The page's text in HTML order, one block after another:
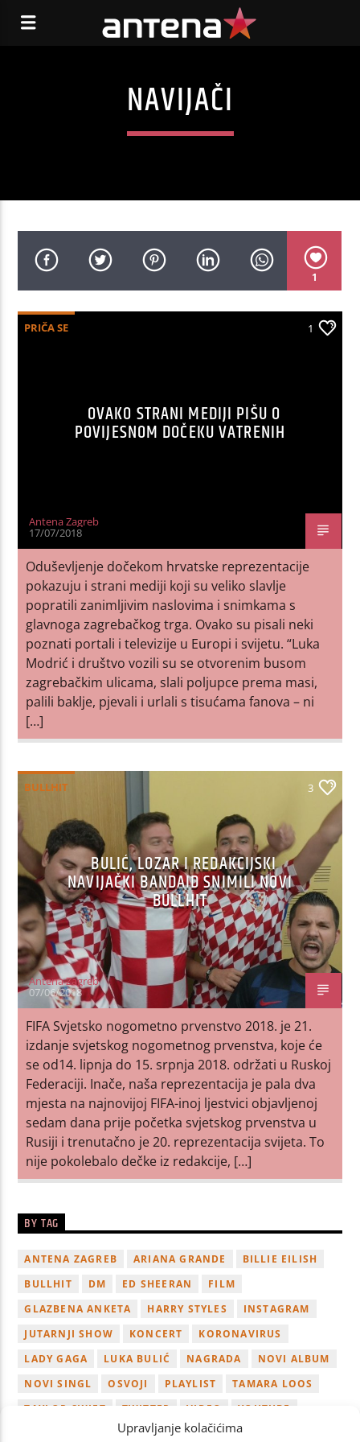
Upravljanje kolačićima
NAVIJAČI
1
PRIČA SE 1
OVAKO STRANI MEDIJI PIŠU O
POVIJESNOM DOČEKU VATRENIH
Antena Zagreb
17/07/2018
Oduševljenje dočekom hrvatske reprezentacije
pokazuju i strani mediji koji su veliko slavlje
popratili zanimljivim naslovima i snimkama s
glavnoga zagrebačkog trga. Ovako su pisali neki
poznati portali i televizije u Europi i svijetu. “Luka
Modrić i društvo vozili su se otvorenim busom
zagrebačkim ulicama, slali poljupce prema masi,
palili baklje, pjevali i urlali s tisućama fanova – ni
[…]
BULLHIT 3
BULIĆ, LOZAR I REDAKCIJSKI
NAVIJAČKI BANDAID SNIMILI NOVI
BULLHIT
Antena Zagreb
07/06/2018
FIFA Svjetsko nogometno prvenstvo 2018. je 21.
izdanje svjetskog nogometnog prvenstva, koje će
se od14. lipnja do 15. srpnja 2018. održati u Ruskoj
Federaciji. Inače, naša reprezentacija je pala dva
mjesta na najnovijoj FIFA-inoj ljestvici objavljenoj
sedam dana prije početka svjetskog prvenstva u
Rusiji i trenutačno je 20. reprezentacija svijeta. To
nije pokolebalo dečke iz redakcije, […]
BY TAG
ANTENA ZAGREB ARIANA GRANDE
BILLIE EILISH
BULLHIT
DM ED SHEERAN
FILM
GLAZBENA ANKETA
HARRY STYLES
INSTAGRAM
JUTARNJI SHOW
KONCERT
KORONAVIRUS
LADY GAGA
LUKA BULIĆ NAGRADA
NOVI ALBUM
NOVI SINGL
OSVOJI PLAYLIST
TAMARA LOOS
TAYLOR SWIFT
TWITTER VIDEO
YOUTUBE